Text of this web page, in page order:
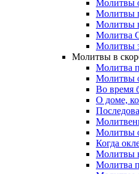
Молитвы
Молитвы
Молитвы
Молитва
Молитвы
Молитвы в
Молитва
Молитвы
Во время
О доме,
Молитвы
Когда
Молитвы
Молитва